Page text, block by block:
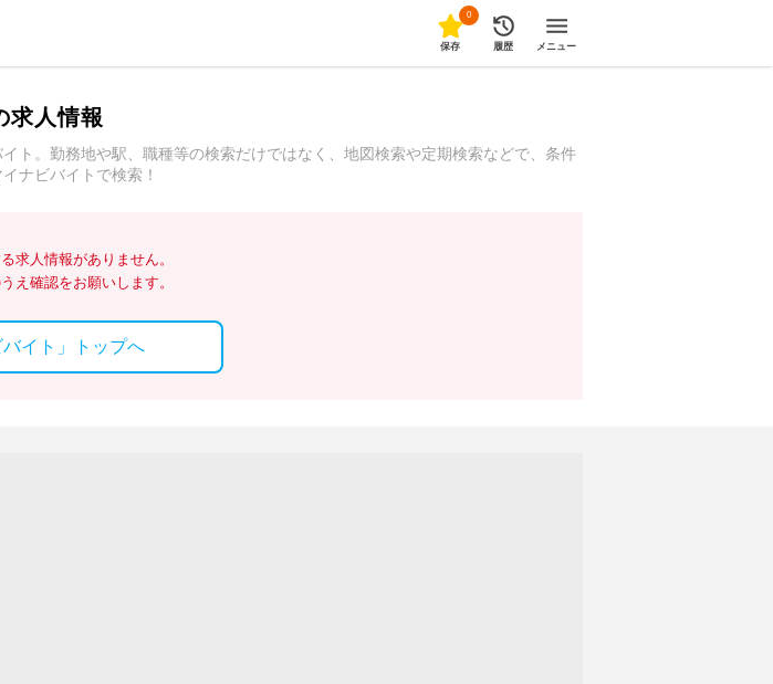
0
保存 履歴 メニュー
求人情報
ト。勤務地や駅、職種等の検索だけではなく、地図検索や定期検索などで、条件
ナビバイトで検索！
求人情報がありません。
え確認をお願いします。
バイト」トップへ